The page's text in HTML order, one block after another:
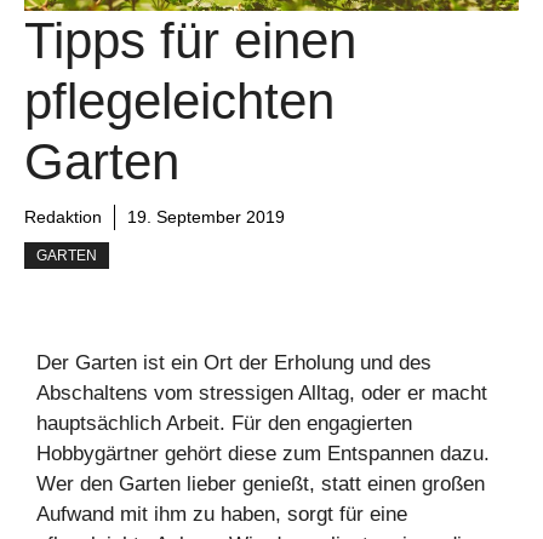
Tipps für einen
pflegeleichten
Garten
Redaktion 19. September 2019
GARTEN
Der Garten ist ein Ort der Erholung und des
Abschaltens vom stressigen Alltag, oder er macht
hauptsächlich Arbeit. Für den engagierten
Hobbygärtner gehört diese zum Entspannen dazu.
Wer den Garten lieber genießt, statt einen großen
Aufwand mit ihm zu haben, sorgt für eine